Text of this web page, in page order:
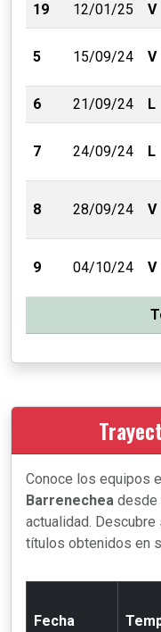
19 12/01/25 V
5 15/09/24 V
6 21/09/24 L
7 24/09/24 L
8 28/09/24 V
9 04/10/24 V
Conoce los equipos
Barrenechea desde
actualidad.
títulos obtenidos en
Fecha